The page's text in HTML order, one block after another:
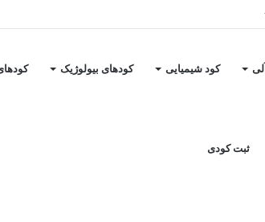
کود شیمیایی کودهای بیولوژیک
ثبت کودی